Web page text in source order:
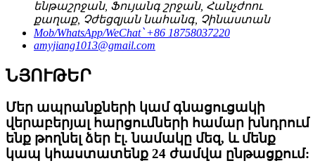
ենթաշրջան, Ֆույանգ շրջան, Հանչժոու
քաղաք, Չժեցզյան նահանգ, Չինաստան
Mob/WhatsApp/WeChat՝ +86 18758037220
amyjiang1013@gmail.com
ՆՅՈՒԹԵՐ
Մեր ապրանքների կամ գնացուցակի
վերաբերյալ հարցումների համար խնդրում
ենք թողնել ձեր էլ. նամակը մեզ, և մենք
կապ կհաստատենք 24 ժամվա ընթացքում: